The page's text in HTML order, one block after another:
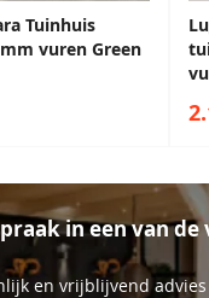
Tuinhuis
vuren Green
in een van de
en vrijblijvend advies